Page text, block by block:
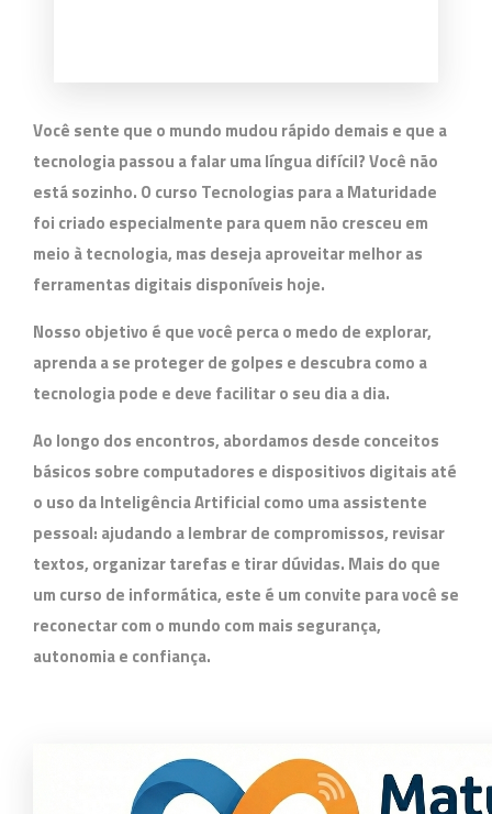
Você sente que o mundo mudou rápido demais e que a
tecnologia passou a falar uma língua difícil? Você não
está sozinho. O curso Tecnologias para a Maturidade
foi criado especialmente para quem não cresceu em
meio à tecnologia, mas deseja aproveitar melhor as
ferramentas digitais disponíveis hoje.
Nosso objetivo é que você perca o medo de explorar,
aprenda a se proteger de golpes e descubra como a
tecnologia pode e deve facilitar o seu dia a dia.
Ao longo dos encontros, abordamos desde conceitos
básicos sobre computadores e dispositivos digitais até
o uso da Inteligência Artificial como uma assistente
pessoal: ajudando a lembrar de compromissos, revisar
textos, organizar tarefas e tirar dúvidas. Mais do que
um curso de informática, este é um convite para você se
reconectar com o mundo com mais segurança,
autonomia e confiança.